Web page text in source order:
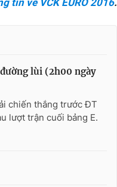
tin về VCK EURO 2016.
lùi (2h00 ngày
chiến thắng trước ĐT
lượt trận cuối bảng E.